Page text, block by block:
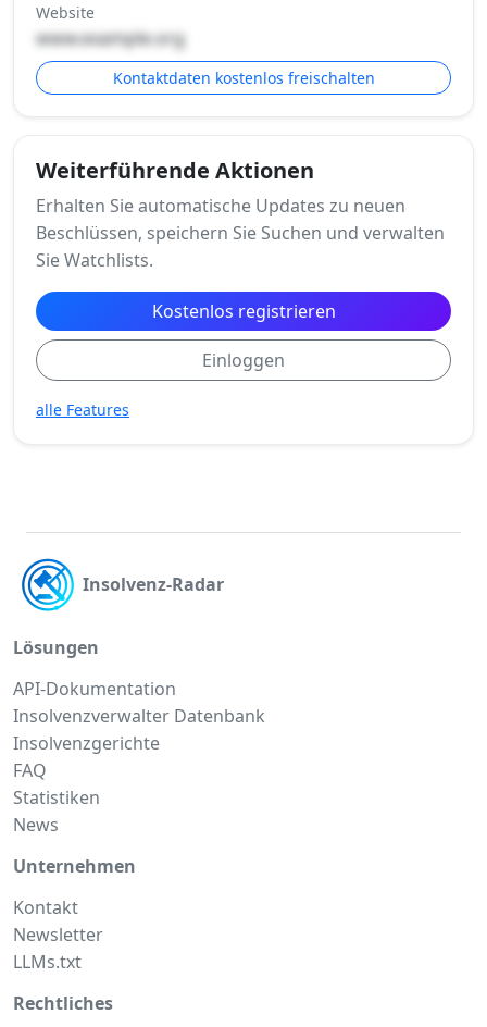
Website
www.example.org
Kontaktdaten kostenlos freischalten
Weiterführende Aktionen
Erhalten Sie automatische Updates zu neuen
Beschlüssen, speichern Sie Suchen und verwalten
Sie Watchlists.
Kostenlos registrieren
Einloggen
alle Features
Insolvenz-Radar
Lösungen
API-Dokumentation
Insolvenzverwalter Datenbank
Insolvenzgerichte
FAQ
Statistiken
News
Unternehmen
Kontakt
Newsletter
LLMs.txt
Rechtliches